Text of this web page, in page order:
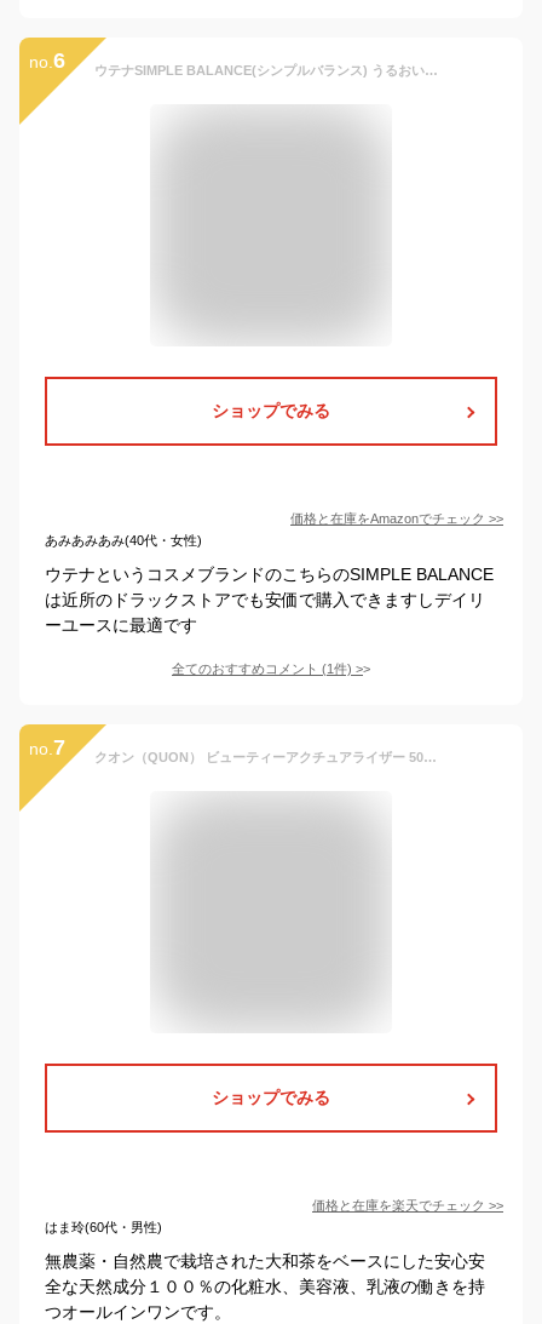
no. 6 ウテナSIMPLE BALANCE(シンプルバランス) うるおいローション 220mL
ショップでみる
価格と在庫をAmazonでチェック >>
あみあみあみ(40代・女性)
ウテナというコスメブランドのこちらのSIMPLE BALANCE
は近所のドラックストアでも安価で購入できますしデイリ
ーユースに最適です
全てのおすすめコメント (1件) >
no. 7 クオン（QUON） ビューティーアクチュアライザー 50ml オールインワン オールインワン化粧品 セラム 基礎化粧品 美容液 エイジングケア オーガニック オーガニック化粧品
ショップでみる
価格と在庫を楽天でチェック >>
はま玲(60代・男性)
無農薬・自然農で栽培された大和茶をベースにした安心安
全な天然成分１００％の化粧水、美容液、乳液の働きを持
つオールインワンです。